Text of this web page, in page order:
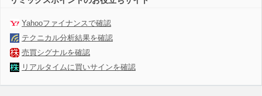
Yahooファイナンスで確認
テクニカル分析結果を確認
売買シグナルを確認
リアルタイムに買いサインを確認